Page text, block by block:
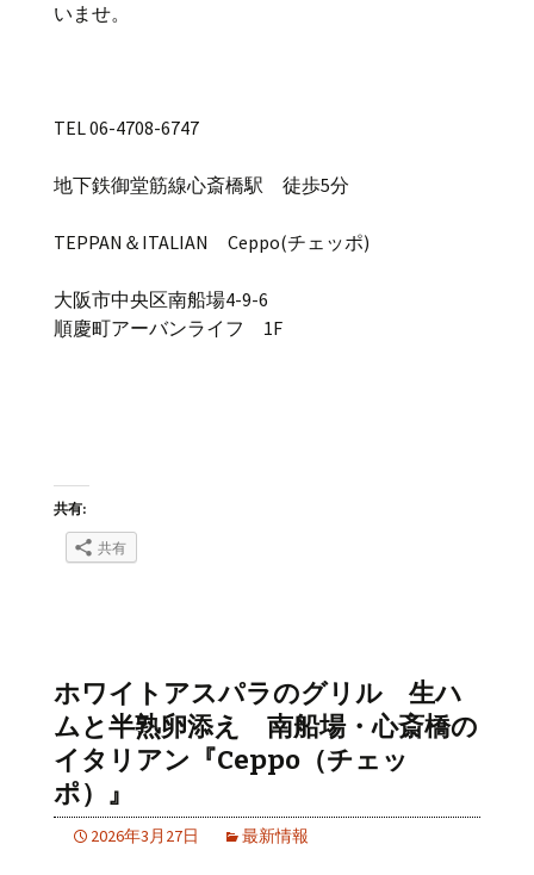
いませ。
TEL 06-4708-6747
地下鉄御堂筋線心斎橋駅 徒歩5分
TEPPAN＆ITALIAN Ceppo(チェッポ)
大阪市中央区南船場4-9-6
順慶町アーバンライフ 1F
共有:
共有
ホワイトアスパラのグリル 生ハ
ムと半熟卵添え 南船場・心斎橋の
イタリアン『Ceppo（チェッ
ポ）』
2026年3月27日 最新情報